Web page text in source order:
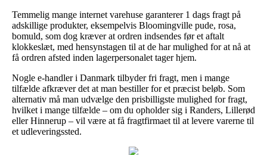
Temmelig mange internet varehuse garanterer 1 dags fragt på
adskillige produkter, eksempelvis Bloomingville pude, rosa,
bomuld, som dog kræver at ordren indsendes før et aftalt
klokkeslæt, med hensynstagen til at de har mulighed for at nå at
få ordren afsted inden lagerpersonalet tager hjem.
Nogle e-handler i Danmark tilbyder fri fragt, men i mange
tilfælde afkræver det at man bestiller for et præcist beløb. Som
alternativ må man udvælge den prisbilligste mulighed for fragt,
hvilket i mange tilfælde – om du opholder sig i Randers, Lillerød
eller Hinnerup – vil være at få fragtfirmaet til at levere varerne til
et udleveringssted.